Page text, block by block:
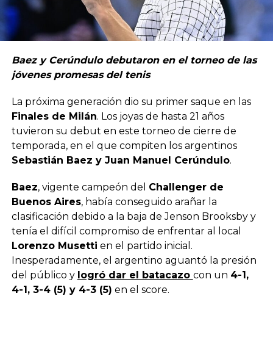
Baez y Cerúndulo debutaron en el torneo de las
jóvenes promesas del tenis
La próxima generación dio su primer saque en las
Finales de Milán. Los joyas de hasta 21 años
tuvieron su debut en este torneo de cierre de
temporada, en el que compiten los argentinos
Sebastián Baez y Juan Manuel Cerúndulo.
Baez, vigente campeón del Challenger de
Buenos Aires, había conseguido arañar la
clasificación debido a la baja de Jenson Brooksby y
tenía el difícil compromiso de enfrentar al local
Lorenzo Musetti en el partido inicial.
Inesperadamente, el argentino aguantó la presión
del público y logró dar el batacazo con un 4-1,
4-1, 3-4 (5) y 4-3 (5) en el score.